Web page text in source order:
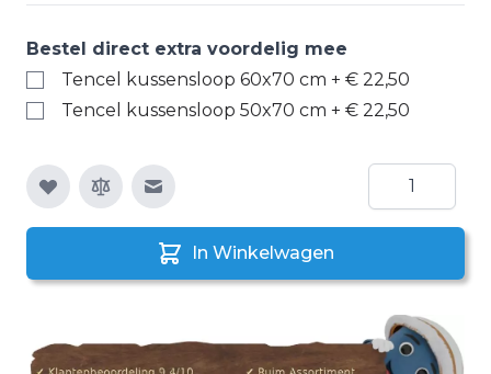
Bestel direct extra voordelig mee
Tencel kussensloop 60x70 cm + € 22,50
Tencel kussensloop 50x70 cm + € 22,50
E-mail naar een vriend
Aantal
In Winkelwagen